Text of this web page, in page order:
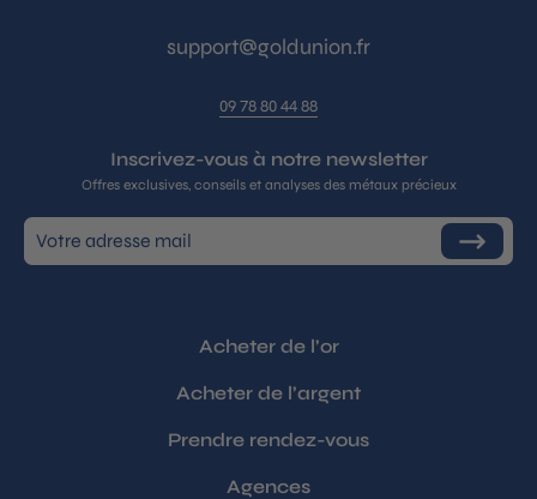
support@goldunion.fr
09 78 80 44 88
Inscrivez-vous à notre newsletter
Offres exclusives, conseils et analyses des métaux précieux
Inscrivez-
vous
S'inscrire
Acheter de l’or
Acheter de l’argent
Prendre rendez-vous
Agences